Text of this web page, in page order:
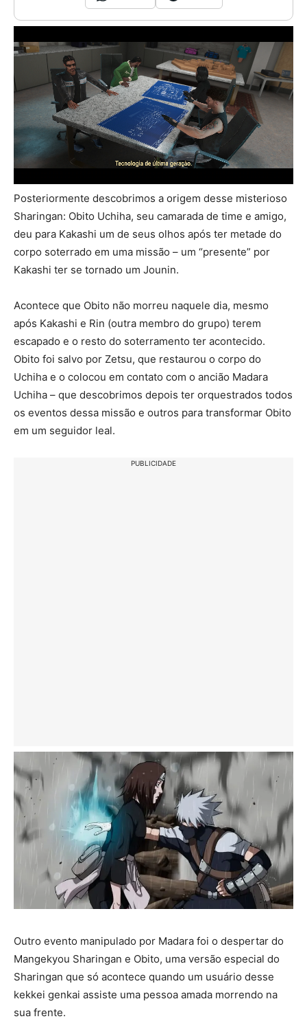
Posteriormente descobrimos a origem desse misterioso
Sharingan: Obito Uchiha, seu camarada de time e amigo,
deu para Kakashi um de seus olhos após ter metade do
corpo soterrado em uma missão – um “presente” por
Kakashi ter se tornado um Jounin.
Acontece que Obito não morreu naquele dia, mesmo
após Kakashi e Rin (outra membro do grupo) terem
escapado e o resto do soterramento ter acontecido.
Obito foi salvo por Zetsu, que restaurou o corpo do
Uchiha e o colocou em contato com o ancião Madara
Uchiha – que descobrimos depois ter orquestrados todos
os eventos dessa missão e outros para transformar Obito
em um seguidor leal.
PUBLICIDADE
Outro evento manipulado por Madara foi o despertar do
Mangekyou Sharingan e Obito, uma versão especial do
Sharingan que só acontece quando um usuário desse
kekkei genkai assiste uma pessoa amada morrendo na
sua frente.